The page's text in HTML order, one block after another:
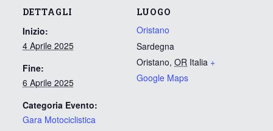
DETTAGLI
Inizio:
4 Aprile 2025
Fine:
6 Aprile 2025
Categoria Evento:
Gara Motociclistica
LUOGO
Oristano
Sardegna
Oristano, OR Italia +
Google Maps